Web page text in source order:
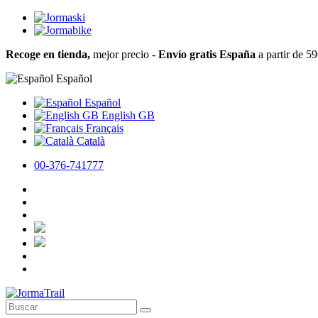
Recoge en tienda, mejor precio - Envío gratis España a partir de
Español
Español
English GB
Français
Català
00-376-741777